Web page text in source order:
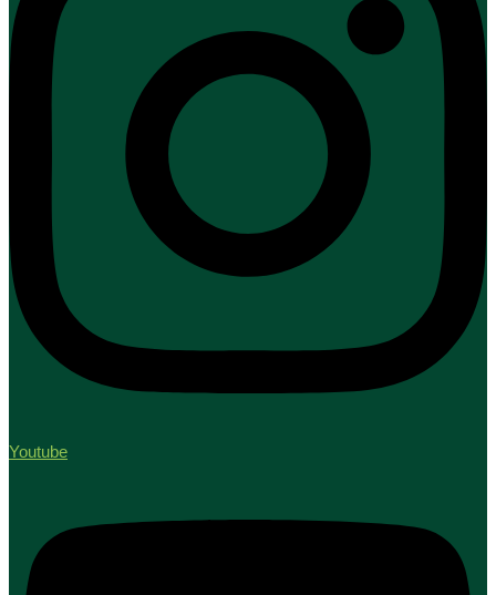
Youtube